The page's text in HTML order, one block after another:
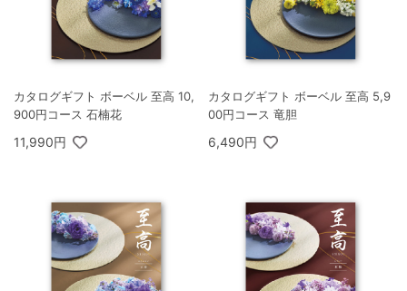
カタログギフト ボーベル 至高 10,
900円コース 石楠花
11,990円
カタログギフト ボーベル 至高 5,9
00円コース 竜胆
6,490円